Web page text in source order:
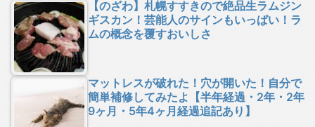
【のざわ】札幌すすきので絶品生ラムジン
ギスカン！芸能人のサインもいっぱい！ラ
ムの概念を覆すおいしさ
マットレスが破れた！穴が開いた！自分で
簡単補修してみたよ【半年経過・2年・2年
9ヶ月・5年4ヶ月経過追記あり】